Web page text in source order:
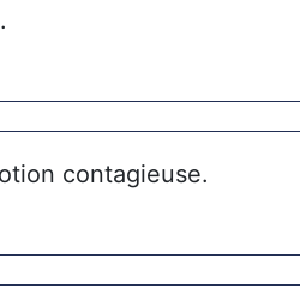
contagieuse.